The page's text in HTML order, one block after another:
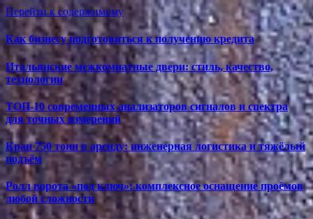
Перейти к содержимому
Как бизнесу подготовиться к получению кредита
Итальянские межкомнатные двери: стиль, качество,
технологии
ТОП-10 современных анализаторов сигналов и спектра
для точных измерений
Кран 750 тонн в аренду: инженерная логистика и тяжёлый
подъём
Ролл ворота «под ключ»: комплексное оснащение проёмов
любой сложности